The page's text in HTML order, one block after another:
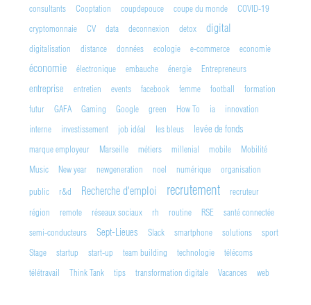
consultants
Cooptation coupdepouce coupe du monde
COVID-19
cryptomonnaie
CV data deconnexion detox digital
digitalisation distance données ecologie e-commerce economie
économie électronique embauche énergie Entrepreneurs
entreprise entretien events facebook femme football
formation
futur
GAFA Gaming Google green How To ia
innovation
interne
investissement job idéal les bleus levée de fonds
marque employeur Marseille métiers millenial mobile
Mobilité
Music
New year newgeneration noel numérique
organisation
public
r&d Recherche d'emploi recrutement
recruteur
région
remote réseaux sociaux rh routine RSE
santé connectée
semi-conducteurs
Sept-Lieues Slack smartphone solutions
sport
Stage
startup start-up team building technologie
télécoms
télétravail
Think Tank tips transformation digitale Vacances web